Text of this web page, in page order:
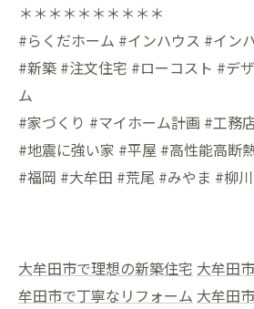
＊＊＊＊＊＊＊＊＊＊
#らくだホーム #インハウス #イン
#新築 #注文住宅 #ローコスト #デ
ム
#家づくり #マイホーム計画 #工務
#地震に強い家 #平屋 #高性能高断
#福岡 #大牟田 #荒尾 #みやま #柳
大牟田市で理想の新築住宅 大牟田
牟田市で丁寧なリフォーム 大牟田